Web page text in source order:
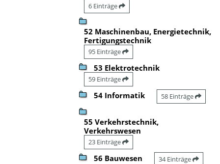
6 Einträge
52 Maschinenbau, Energietechnik,
Fertigungstechnik
95 Einträge
53 Elektrotechnik
59 Einträge
54 Informatik 58 Einträge
55 Verkehrstechnik,
Verkehrswesen
23 Einträge
56 Bauwesen 34 Einträge